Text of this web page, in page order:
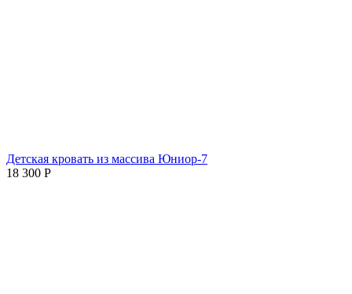
Детская кровать из массива Юниор-7
18 300 Р